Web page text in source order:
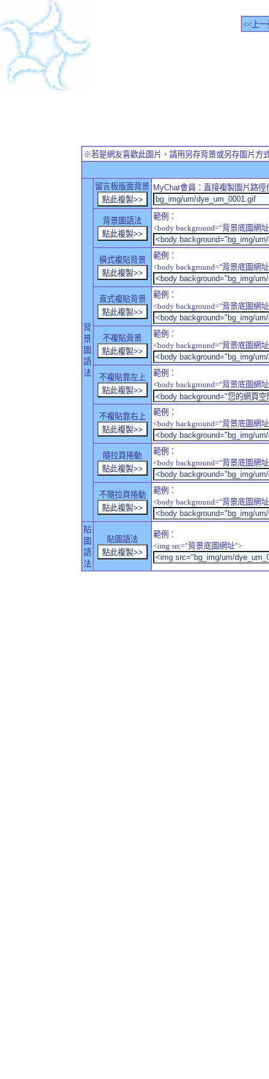
<<上一
※若是網友喜歡此圖片，請用另存背景或另存圖片方
背
景
圖
語
法
留言板版面背景 MyChat會員：直接複製圖片路
背景圖語法
範例：
<body background="背景底圖網
橫式複貼背景
範例：
<body background="背景底圖網
直式複貼背景
範例：
<body background="背景底圖網
不複貼背景
範例：
<body background="背景底圖網
不複貼靠左上
範例：
<body background="背景底圖網
不複貼靠右上
範例：
<body background="背景底圖網
隨拉頁捲動
範例：
<body background="背景底圖網
不隨拉頁捲動
範例：
<body background="背景底圖網
貼
圖
語
法
貼圖語法
範例：
<img src="背景底圖網址">